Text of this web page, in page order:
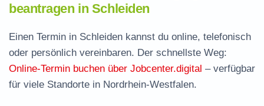
beantragen in Schleiden
Einen Termin in Schleiden kannst du online, telefonisch
oder persönlich vereinbaren. Der schnellste Weg:
Online-Termin buchen über Jobcenter.digital – verfügbar
für viele Standorte in Nordrhein-Westfalen.